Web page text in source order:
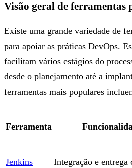
Visão geral de ferramentas
Existe uma grande variedade de
para apoiar as práticas DevOps.
facilitam vários estágios do
desde o planejamento até a
ferramentas mais populares
Ferramenta
Jenkins Integração e entrega